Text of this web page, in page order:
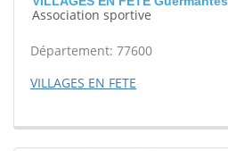
Association sportive
Département: 77600
VILLAGES EN FETE